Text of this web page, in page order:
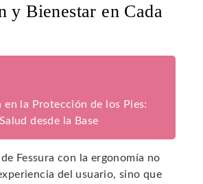
y Bienestar en Cada
en la Protección de los Pies:
desde la Base
Fessura con la ergonomía no
del usuario, sino que